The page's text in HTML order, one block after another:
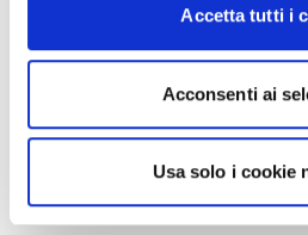
Accetta tutti i
Acconsenti ai
Usa solo i cookie